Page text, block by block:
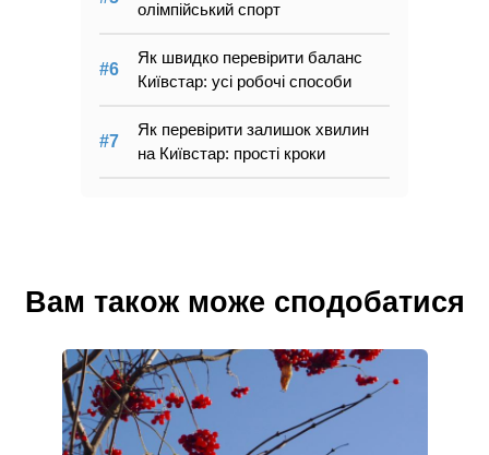
олімпійський спорт
Як швидко перевірити баланс
Київстар: усі робочі способи
Як перевірити залишок хвилин
на Київстар: прості кроки
Вам також може сподобатися